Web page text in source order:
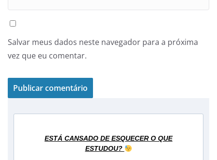
Salvar meus dados neste navegador para a próxima
vez que eu comentar.
ESTÁ CANSADO DE ESQUECER O QUE
ESTUDOU?